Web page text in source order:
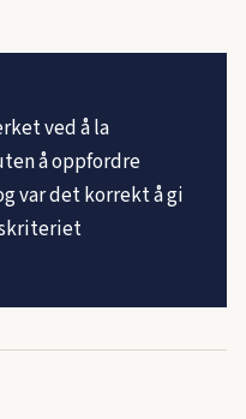
ved å la
å oppfordre
var det korrekt å gi